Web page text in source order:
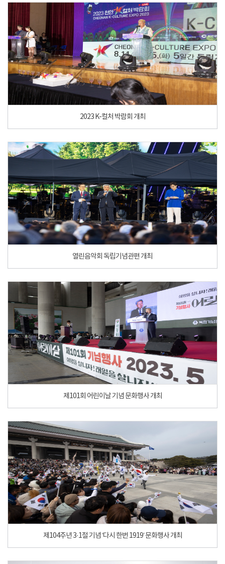
2023 K-컬처 박람회 개최
열린음악회 독립기념관편 개최
제101회 어린이날 기념 문화행사 개최
제104주년 3·1절 기념 ‘다시 한번 1919’ 문화행사 개최